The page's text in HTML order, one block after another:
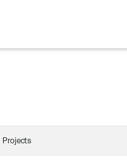
Projects